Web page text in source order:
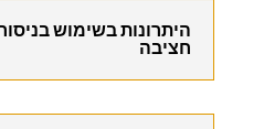
היתרונות בשימוש
חציבה